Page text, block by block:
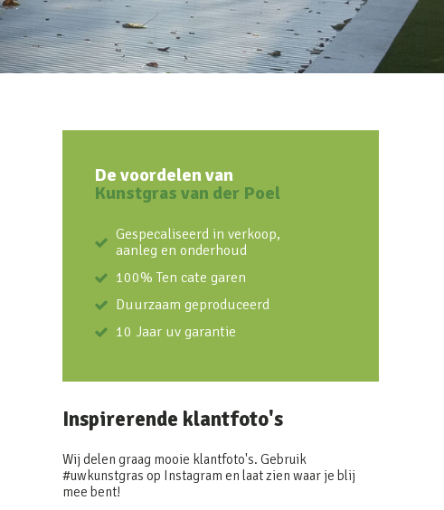
De voordelen van
Kunstgras van der Poel
Gespecaliseerd in verkoop,
aanleg en onderhoud
100% Ten cate garen
Duurzaam geproduceerd
10 Jaar uv garantie
Inspirerende klantfoto's
Wij delen graag mooie klantfoto's. Gebruik
#uwkunstgras op Instagram en laat zien waar je blij
mee bent!